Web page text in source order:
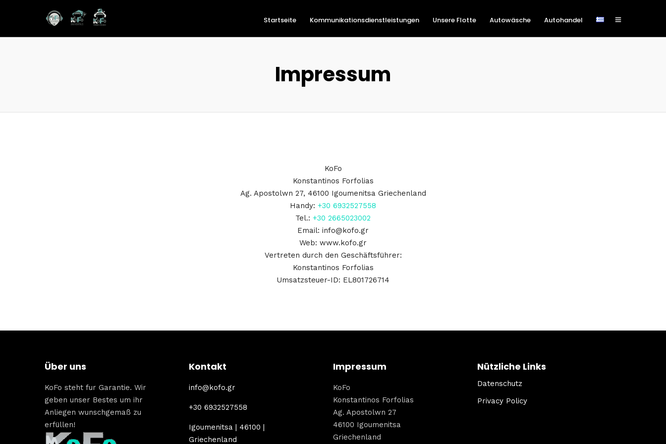
Startseite Kommunikationsdienstleistungen Unsere Flotte Autowäsche Autohandel
Impressum
KoFo
Konstantinos Forfolias
Ag. Apostolwn 27, 46100 Igoumenitsa Griechenland
Handy: +30 6932527558
Tel.: +30 2665023002
Email: info@kofo.gr
Web: www.kofo.gr
Vertreten durch den Geschäftsführer:
Konstantinos Forfolias
Umsatzsteuer-ID: EL801726714
Über uns
KoFo steht fur Garantie. Wir
geben unser Bestes um ihr
Anliegen wunschgemaß zu
erfüllen!
Kontakt
info@kofo.gr
+30 6932527558
Igoumenitsa | 46100 |
Griechenland
Impressum
KoFo
Konstantinos Forfolias
Ag. Apostolwn 27
46100 Igoumenitsa
Griechenland
Nützliche Links
Datenschutz
Privacy Policy